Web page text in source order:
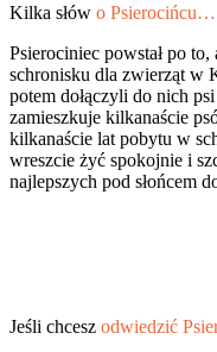
Kilka słów o Psierocińcu…
Psierociniec powstał po
schronisku dla zwierząt w
potem dołączyli do nich
zamieszkuje kilkanaście
kilkanaście lat pobytu w
wreszcie żyć spokojnie i
najlepszych pod słońcem
Jeśli chcesz odwiedzić